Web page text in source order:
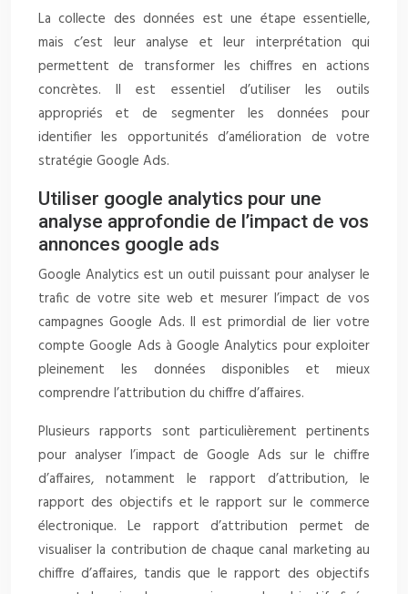
La collecte des données est une étape essentielle,
mais c’est leur analyse et leur interprétation qui
permettent de transformer les chiffres en actions
concrètes. Il est essentiel d’utiliser les outils
appropriés et de segmenter les données pour
identifier les opportunités d’amélioration de votre
stratégie Google Ads.
Utiliser google analytics pour une
analyse approfondie de l’impact de vos
annonces google ads
Google Analytics est un outil puissant pour analyser le
trafic de votre site web et mesurer l’impact de vos
campagnes Google Ads. Il est primordial de lier votre
compte Google Ads à Google Analytics pour exploiter
pleinement les données disponibles et mieux
comprendre l’attribution du chiffre d’affaires.
Plusieurs rapports sont particulièrement pertinents
pour analyser l’impact de Google Ads sur le chiffre
d’affaires, notamment le rapport d’attribution, le
rapport des objectifs et le rapport sur le commerce
électronique. Le rapport d’attribution permet de
visualiser la contribution de chaque canal marketing au
chiffre d’affaires, tandis que le rapport des objectifs